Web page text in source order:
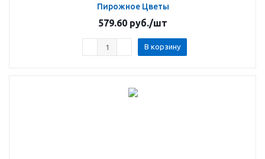
Пирожное Цветы
579.60 руб./шт
В корзину